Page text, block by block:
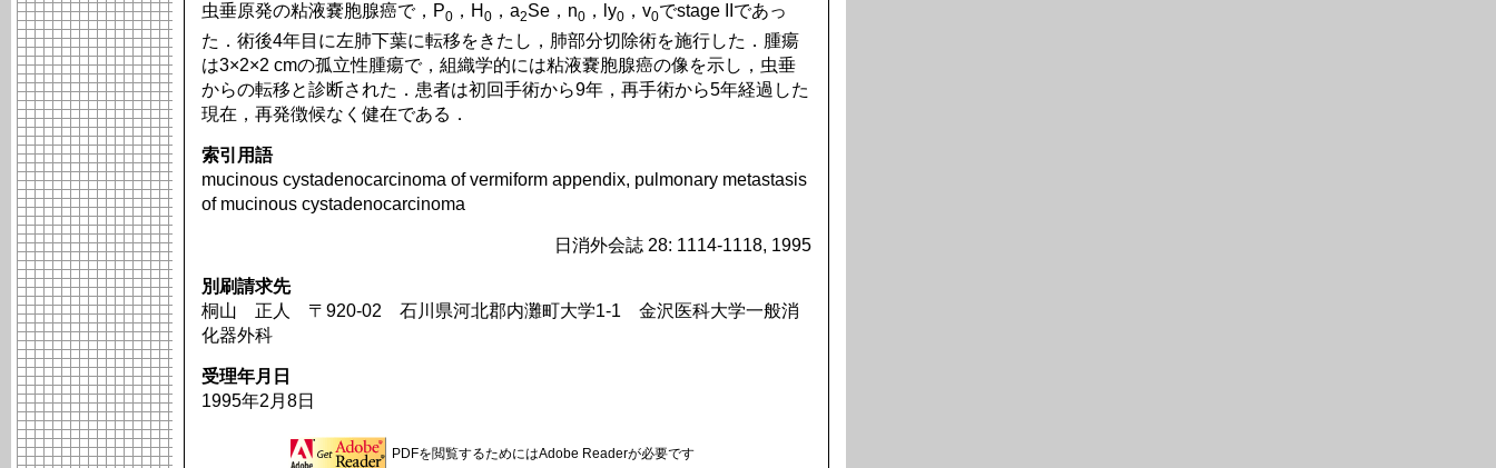
虫垂原発の粘液嚢胞腺癌で，P0 ，H 0 ，a2Se，n0 ，ly0 ，v0でstage IIであっ
た．術後4年目に左肺下葉に転移をきたし，肺部分切除術を施行した．腫瘍
は3×2×2 cmの孤立性腫瘍で，組織学的には粘液嚢胞腺癌の像を示し，虫垂
からの転移と診断された．患者は初回手術から9年，再手術から5年経過した
現在，再発徴候なく健在である．
索引用語
mucinous cystadenocarcinoma of vermiform appendix, pulmonary metastasis
of mucinous cystadenocarcinoma
日消外会誌 28: 1114-1118, 1995
別刷請求先
桐山 正人 〒920-02 石川県河北郡内灘町大学1-1 金沢医科大学一般消
化器外科
受理年月日
1995年2月8日
PDFを閲覧するためにはAdobe Readerが必要です